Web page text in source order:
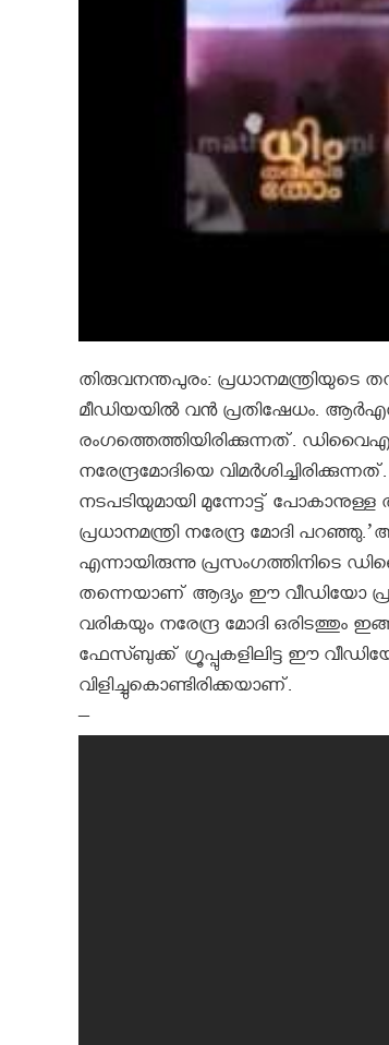
തിരുവനന്തപുരം:
മീഡിയയിൽ വൻ പ്രതിഷേധം.
രംഗത്തെത്തിയിരിക്കുന്നത്.
നരേന്ദ്രമോദിയെ
നടപടിയുമായി മുന്നോട്ട്
പ്രധാനമന്ത്രി നരേന്ദ്ര മോദി
എന്നായിരുന്നു
തന്നെയാണ് ആദ്യം ഈ വീഡിയോ
വരികയും നരേന്ദ്ര മോദി ഒരിടത്തും
ഫേസ്ബുക്ക് ഗ്രൂപ്പുകളിലിട്ട ഈ
വിളിച്ചുകൊണ്ടിരിക്കയാണ്.
–